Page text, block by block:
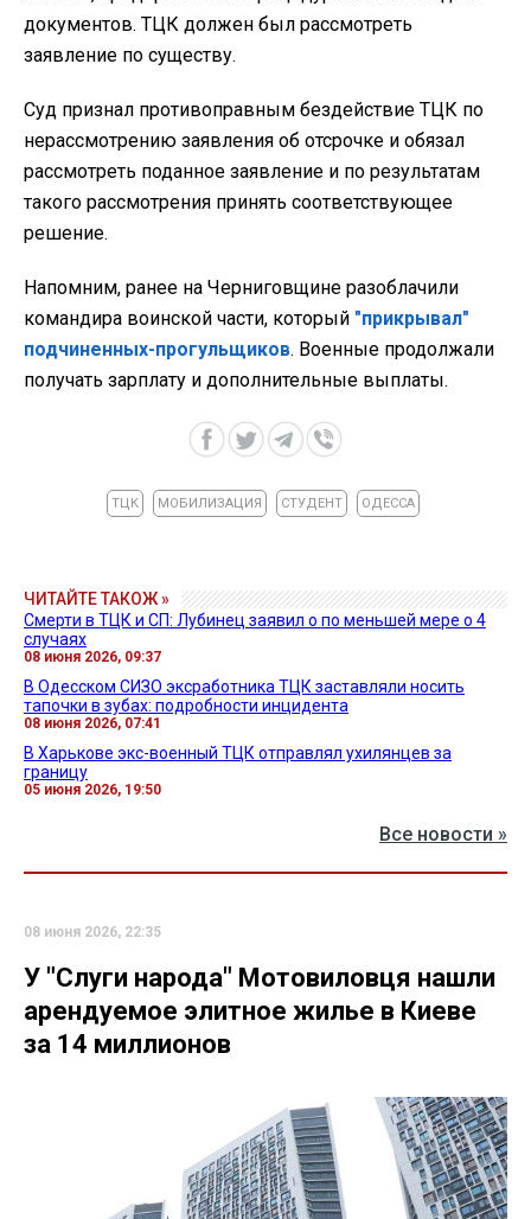
документов. ТЦК должен был рассмотреть
заявление по существу.
Суд признал противоправным бездействие ТЦК по
нерассмотрению заявления об отсрочке и обязал
рассмотреть поданное заявление и по результатам
такого рассмотрения принять соответствующее
решение.
Напомним, ранее на Черниговщине разоблачили
командира воинской части, который "прикрывал"
подчиненных-прогульщиков. Военные продолжали
получать зарплату и дополнительные выплаты.
ТЦК МОБИЛИЗАЦИЯ СТУДЕНТ ОДЕССА
ЧИТАЙТЕ ТАКОЖ »
Смерти в ТЦК и СП: Лубинец заявил о по меньшей мере о 4
случаях
08 июня 2026, 09:37
В Одесском СИЗО эксработника ТЦК заставляли носить
тапочки в зубах: подробности инцидента
08 июня 2026, 07:41
В Харькове экс-военный ТЦК отправлял ухилянцев за
границу
05 июня 2026, 19:50
Все новости »
08 июня 2026, 22:35
У "Слуги народа" Мотовиловця нашли
арендуемое элитное жилье в Киеве
за 14 миллионов